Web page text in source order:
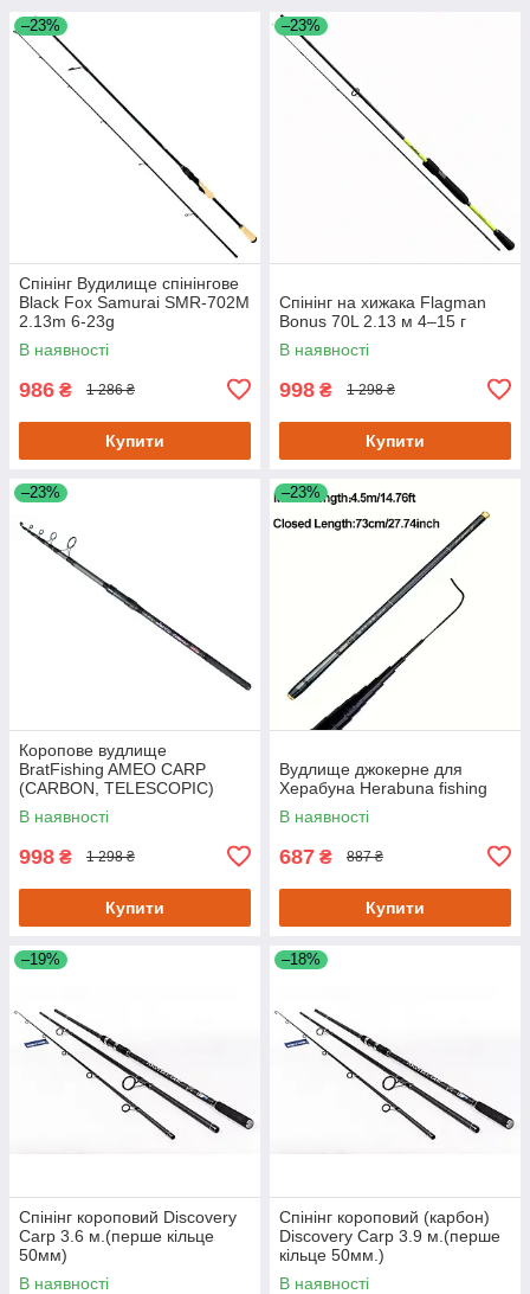
–23%
Спінінг Вудилище спінінгове
Black Fox Samurai SMR-702M
2.13m 6-23g
В наявності
986 ₴ 1 286 ₴
Купити
–23%
Спінінг на хижака Flagman
Bonus 70L 2.13 м 4–15 г
В наявності
998 ₴ 1 298 ₴
Купити
–23%
Коропове вудлище
BratFishing AMEO CARP
(CARBON, TELESCOPIC)
3.00 m / 120-220 g.
В наявності
998 ₴ 1 298 ₴
Купити
–23%
Вудлище джокерне для
Херабуна Herabuna fishing
В наявності
687 ₴ 887 ₴
Купити
–19%
Спінінг короповий Discovery
Carp 3.6 м.(перше кільце
50мм)
В наявності
–18%
Спінінг короповий (карбон)
Discovery Carp 3.9 м.(перше
кільце 50мм.)
В наявності